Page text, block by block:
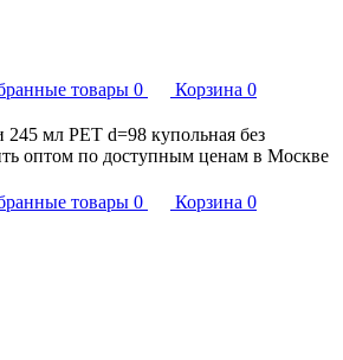
товары 0 Корзина 0
мл PET d=98 купольная без
оптом по доступным ценам в Москве
товары 0 Корзина 0